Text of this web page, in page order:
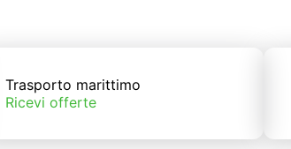
Trasporto marittimo
Ricevi offerte